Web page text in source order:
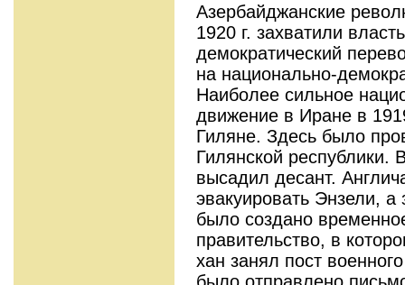
Азербайджанские
1920 г. захватили
демократический
на национально-
Наиболее сильное
движение в Иране в
Гиляне. Здесь было
Гилянской республики.
высадил десант.
эвакуировать Энзели,
было создано
правительство, в
хан занял пост